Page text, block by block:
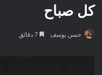
كل صباح
حسن يوسف